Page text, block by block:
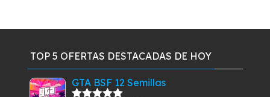
TOP 5 OFERTAS DESTACADAS DE HOY
GTA BSF 12 Semillas